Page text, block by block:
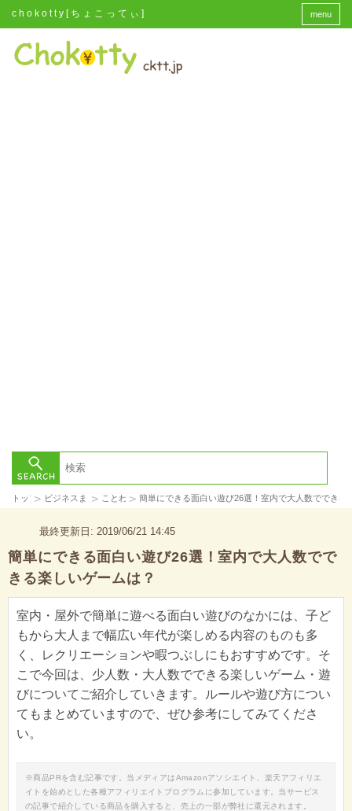
chokotty[ちょこってぃ] menu
トップ> ビジネスまとめ
> ことわざ
> 簡単にできる面白い遊び26選！室内で大人数でできる
最終更新日: 2019/06/21 14:45
簡単にできる面白い遊び26選！室内で大人数でで
きる楽しいゲームは？
室内・屋外で簡単に遊べる面白い遊びのなかには、子ど
もから大人まで幅広い年代が楽しめる内容のものも多
く、レクリエーションや暇つぶしにもおすすめです。そ
こで今回は、少人数・大人数でできる楽しいゲーム・遊
びについてご紹介していきます。ルールや遊び方につい
てもまとめていますので、ぜひ参考にしてみてくださ
い。
※商品PRを含む記事です。当メディアはAmazonアソシエイト、楽天アフィリエ
イトを始めとした各種アフィリエイトプログラムに参加しています。当サービス
の記事で紹介している商品を購入すると、売上の一部が弊社に還元されます。